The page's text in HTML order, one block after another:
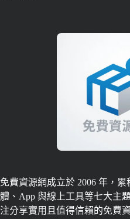
免費資源網成立於 2006 年，累
體、App 與線上工具等七大主
注分享實用且值得信賴的免費